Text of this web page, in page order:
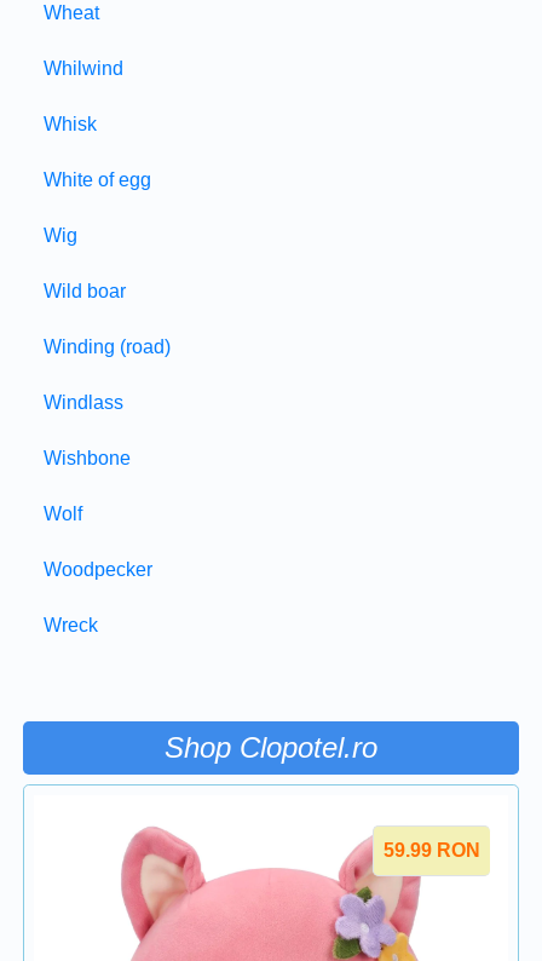
Wheat
Whilwind
Whisk
White of egg
Wig
Wild boar
Winding (road)
Windlass
Wishbone
Wolf
Woodpecker
Wreck
Shop Clopotel.ro
59.99 RON